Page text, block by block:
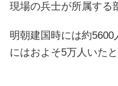
現場の兵士が所属する
明朝建国時には約
にはおよそ5万人いたと